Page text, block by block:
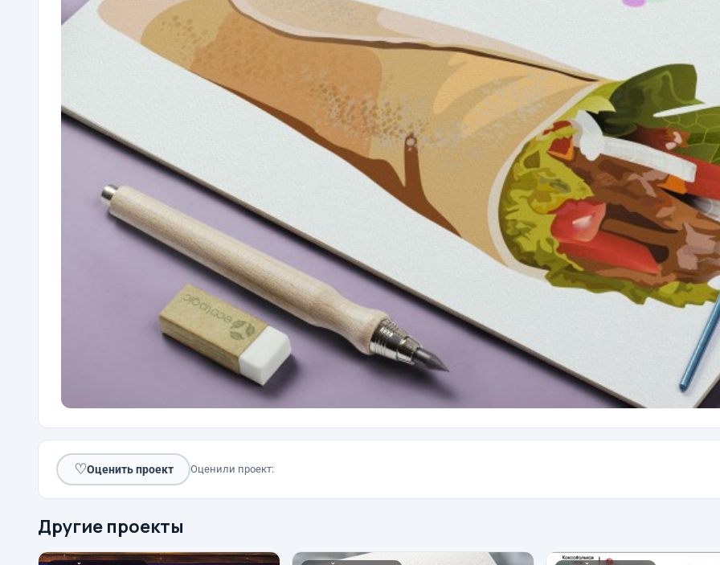
♡Оценить проект Оценили проект:
Другие проекты